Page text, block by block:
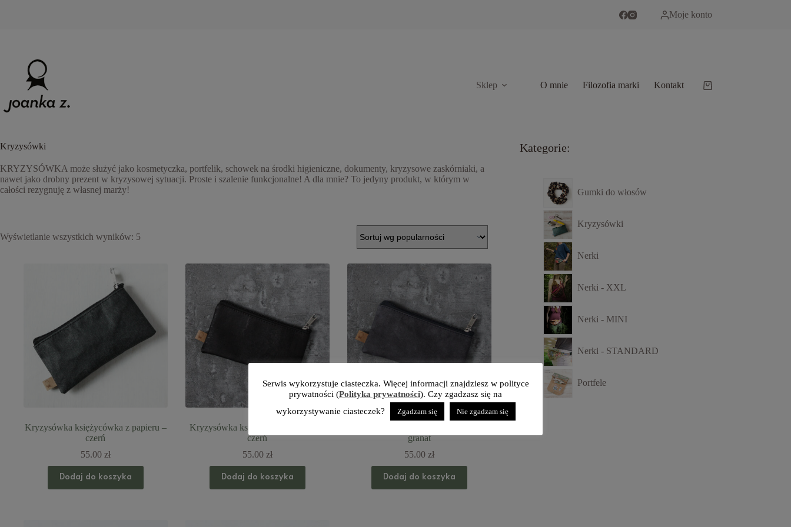
Moje konto
Sklep O mnie Filozofia marki Kontakt Koszyk
Kryzysówki
KRYZYSÓWKA może służyć jako kosmetyczka, portfelik, schowek na środki higieniczne, dokumenty, kryzysowe zaskórniaki, a
nawet jako drobny prezent w kryzysowej sytuacji. Proste i szalenie funkcjonalne! A dla mnie? To jedyny produkt, w którym w
całości rezygnuję z własnej marży!
Wyświetlanie wszystkich wyników: 5Posortowane
Kryzysówka księżycówka z papieru –
czerń
55.00 zł
Dodaj do koszyka
Kryzysówka księżycówka z korka –
czerń
55.00 zł
Dodaj do koszyka
granat
55.00 zł
Dodaj do koszyka
Kategorie:
Gumki do włosów
Kryzysówki
Nerki
Nerki - XXL
Nerki - MINI
Nerki - STANDARD
Portfele
Serwis wykorzystuje ciasteczka. Więcej informacji znajdziesz w polityce
prywatności (Polityka prywatności). Czy zgadzasz się na
wykorzystywanie ciasteczek?
Zgadzam się Nie zgadzam się